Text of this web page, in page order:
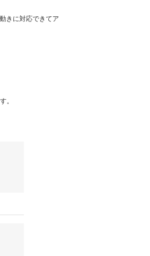
きに対応できてア
。